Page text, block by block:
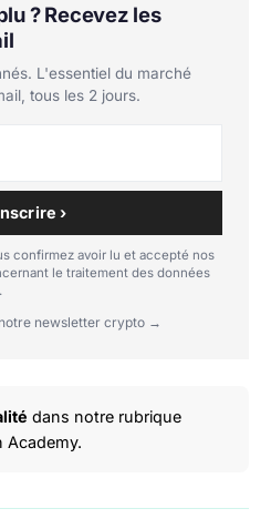
? Recevez les
L'essentiel du marché
tous les 2 jours.
›
confirmez avoir lu et accepté nos
le traitement des données
newsletter crypto →
dans notre rubrique
Academy.